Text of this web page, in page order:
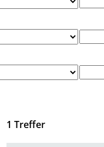
1 Treffer